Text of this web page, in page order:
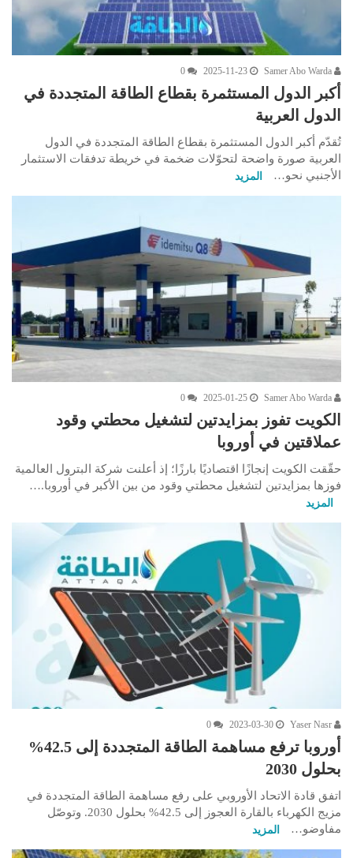
2025-11-23
0
أكبر الدول المستثمرة بقطاع الطاقة المتجددة في
الدول العربية
تُقدّم أكبر الدول المستثمرة بقطاع الطاقة المتجددة في الدول
العربية صورة واضحة لتحوّلات ضخمة في خريطة تدفقات الاستثمار
الأجنبي نحو…
المزيد
2025-01-25
0
الكويت تفوز بمزايدتين لتشغيل محطتي وقود
عملاقتين في أوروبا
حقّقت الكويت إنجازًا اقتصاديًا بارزًا؛ إذ أعلنت شركة البترول العالمية
فوزها بمزايدتين لتشغيل محطتي وقود من بين الأكبر في أوروبا.…
المزيد
2023-03-30
0
أوروبا ترفع مساهمة الطاقة المتجددة إلى 42.5%
بحلول 2030
اتفق قادة الاتحاد الأوروبي على رفع مساهمة الطاقة المتجددة في
مزيج الكهرباء بالقارة العجوز إلى 42.5% بحلول 2030. وتوصّل
مفاوضو…
المزيد